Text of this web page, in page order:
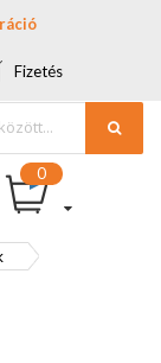
Fizetés